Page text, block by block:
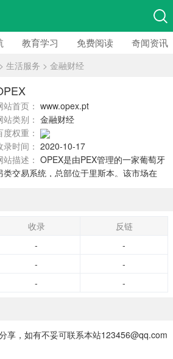
教育学习 免费阅读 奇闻资讯
> 生活服务 > 金融财经
站首页： www.opex.pt
站类别： 金融财经
度权重：
录时间： 2020-10-17
站描述： OPEX是由PEX管理的一家葡萄牙
类交易系统，总部位于里斯本。该市场在
收录
反链
-
-
-
-
- -
，如有不妥可联系本站123456@qq.com